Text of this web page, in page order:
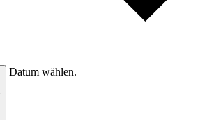
Datum wählen.